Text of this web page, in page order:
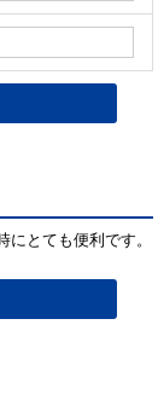
とても便利です。